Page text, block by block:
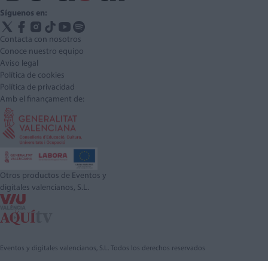
Síguenos en:
Contacta con nosotros
Conoce nuestro equipo
Aviso legal
Política de cookies
Política de privacidad
Amb el finançament de:
Otros productos de Eventos y
digitales valencianos, S.L.
Eventos y digitales valencianos, S.L. Todos los derechos reservados